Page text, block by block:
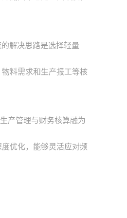
解决思路是选择轻量
料需求和生产报工等核
产管理与财务核算融为
优化，能够灵活应对频